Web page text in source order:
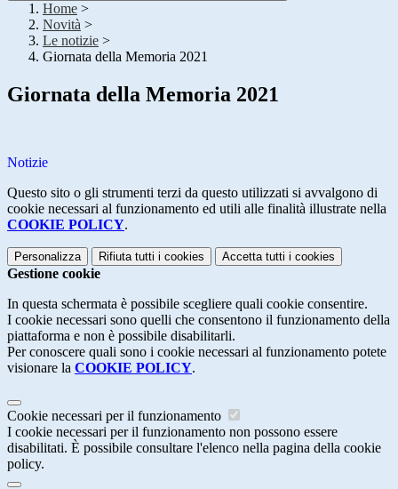
Home >
Novità >
Le notizie >
Giornata della Memoria 2021
Giornata della Memoria 2021
Notizie
Questo sito o gli strumenti terzi da questo utilizzati si avvalgono di
cookie necessari al funzionamento ed utili alle finalità illustrate nella
COOKIE POLICY.
Personalizza Rifiuta tutti i cookies Accetta tutti i cookies
Gestione cookie
In questa schermata è possibile scegliere quali cookie consentire.
I cookie necessari sono quelli che consentono il funzionamento della
piattaforma e non è possibile disabilitarli.
Per conoscere quali sono i cookie necessari al funzionamento potete
visionare la COOKIE POLICY.
Cookie necessari per il funzionamento
I cookie necessari per il funzionamento non possono essere
disabilitati. È possibile consultare l'elenco nella pagina della cookie
policy.